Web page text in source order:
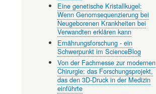
Eine genetische Kristallkugel:
Wenn Genomsequenzierung bei
Neugeborenen Krankheiten bei
Verwandten erklären kann
Ernährungsforschung - ein
Schwerpunkt im ScienceBlog
Von der Fachmesse zur modernen
Chirurgie: das Forschungsprojekt,
das den 3D-Druck in der Medizin
einführte